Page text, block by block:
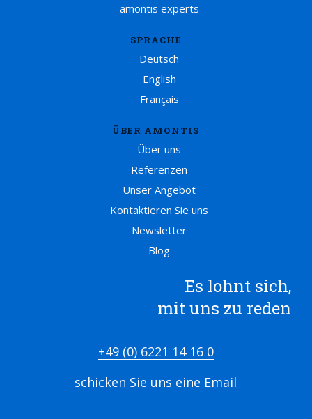
amontis experts
SPRACHE
Deutsch
English
Français
ÜBER AMONTIS
Über uns
Referenzen
Unser Angebot
Kontaktieren Sie uns
Newsletter
Blog
Es lohnt sich,
mit uns zu reden
+49 (0) 6221 14 16 0
schicken Sie uns eine Email